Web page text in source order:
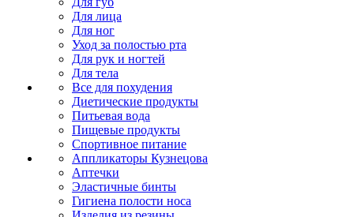
Для лица
Для ног
Уход за полостью рта
Для рук и ногтей
Для тела
Все для похудения
Диетические продукты
Питьевая вода
Пищевые продукты
Спортивное питание
Аппликаторы Кузнецова
Аптечки
Эластичные бинты
Гигиена полости носа